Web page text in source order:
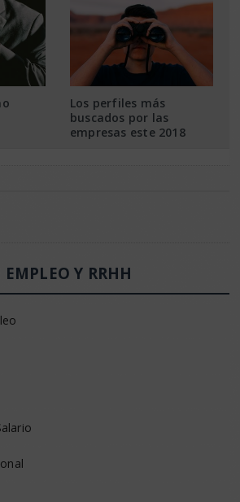
Los perfiles más
buscados por las
empresas este 2018
Y RRHH